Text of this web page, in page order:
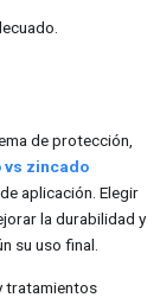
de protección,
vs zincado
aplicación. Elegir
la durabilidad y
su uso final.
tratamientos